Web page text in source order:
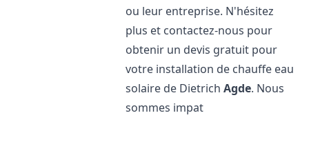
ou leur entreprise. N'hésitez
plus et contactez-nous pour
obtenir un devis gratuit pour
votre installation de chauffe eau
solaire de DietrichAgde. Nous
sommes impat